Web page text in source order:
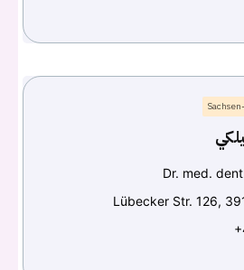
Dr. med.
Lübecker Str. 126,